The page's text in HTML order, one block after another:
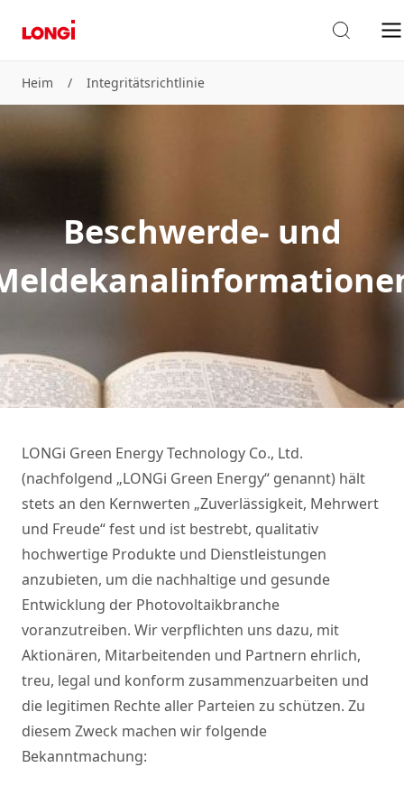
Heim / Integritätsrichtlinie
Beschwerde- und
LONGi Green Energy Technology Co., Ltd.
(nachfolgend „LONGi Green Energy“ genannt) hält
stets an den Kernwerten „Zuverlässigkeit, Mehrwert
und Freude“ fest und ist bestrebt, qualitativ
hochwertige Produkte und Dienstleistungen
anzubieten, um die nachhaltige und gesunde
Entwicklung der Photovoltaikbranche
voranzutreiben. Wir verpflichten uns dazu, mit
Aktionären, Mitarbeitenden und Partnern ehrlich,
treu, legal und konform zusammenzuarbeiten und
die legitimen Rechte aller Parteien zu schützen. Zu
diesem Zweck machen wir folgende
Bekanntmachung: